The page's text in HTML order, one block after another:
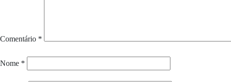
Comentário *
Nome *